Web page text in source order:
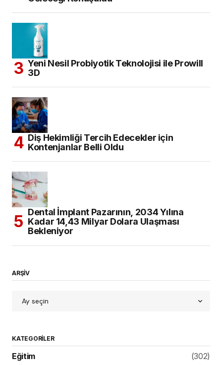
Yeni Nesil Probiyotik Teknolojisi ile Prowill
3D
Diş Hekimliği Tercih Edecekler için
Kontenjanlar Belli Oldu
Dental İmplant Pazarının, 2034 Yılına
Kadar 14,43 Milyar Dolara Ulaşması
Bekleniyor
ARŞİV
KATEGORILER
Eğitim
(302)